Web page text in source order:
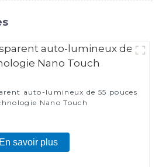
auto-lumineux de 55 pouces
Nano Touch
En savoir plus